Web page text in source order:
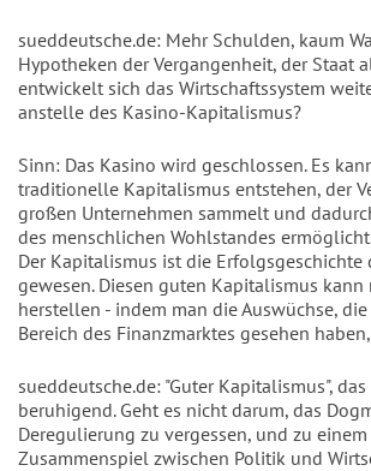
sueddeutsche.de: Mehr Schulden, kaum
Hypotheken der Vergangenheit, der Staat
entwickelt sich das Wirtschaftssystem
anstelle des Kasino-Kapitalismus?
Sinn: Das Kasino wird geschlossen. Es
traditionelle Kapitalismus entstehen, der
großen Unternehmen sammelt und
des menschlichen Wohlstandes
Der Kapitalismus ist die Erfolgsgeschichte
gewesen. Diesen guten Kapitalismus kann
herstellen - indem man die Auswüchse,
Bereich des Finanzmarktes gesehen
sueddeutsche.de: "Guter Kapitalismus",
beruhigend. Geht es nicht darum, das
Deregulierung zu vergessen, und zu
Zusammenspiel zwischen Politik und